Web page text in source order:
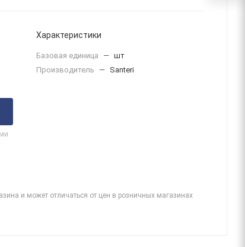
Характеристики
Базовая единица — шт
Производитель
— Santeri
и может отличаться от цен в розничных магазинах